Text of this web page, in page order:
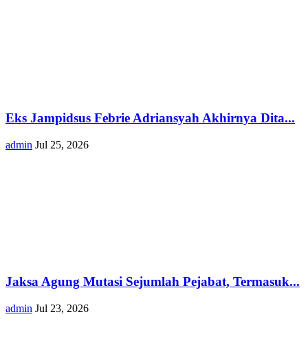
Eks Jampidsus Febrie Adriansyah Akhirnya Dita...
admin Jul 25, 2026
Jaksa Agung Mutasi Sejumlah Pejabat, Termasuk...
admin Jul 23, 2026